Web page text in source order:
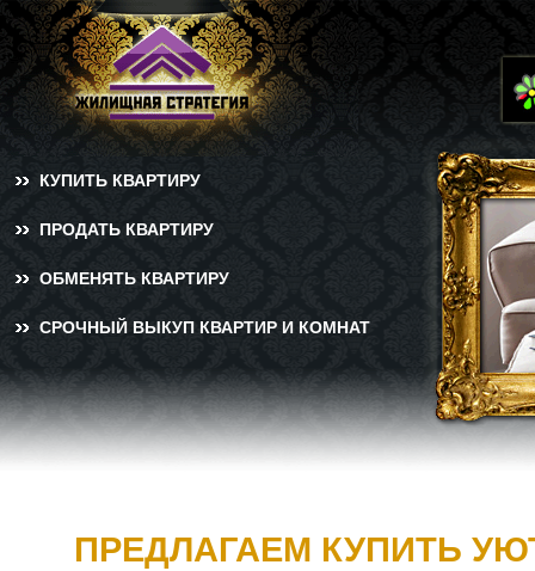
КУПИТЬ КВАРТИРУ
ПРОДАТЬ КВАРТИРУ
ОБМЕНЯТЬ КВАРТИРУ
СРОЧНЫЙ ВЫКУП КВАРТИР И КОМНАТ
ПРЕДЛАГАЕМ КУПИТЬ